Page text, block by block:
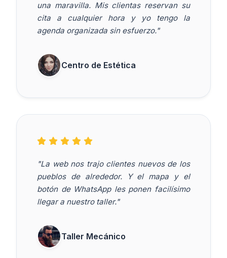
una maravilla. Mis clientas reservan su
cita a cualquier hora y yo tengo la
agenda organizada sin esfuerzo."
Centro de Estética
"La web nos trajo clientes nuevos de los
pueblos de alrededor. Y el mapa y el
botón de WhatsApp les ponen facilísimo
llegar a nuestro taller."
Taller Mecánico